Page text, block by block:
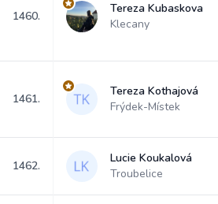
1460.
Tereza Kubaskova
Klecany
1461.
Tereza Kothajová
Frýdek-Místek
1462.
Lucie Koukalová
Troubelice